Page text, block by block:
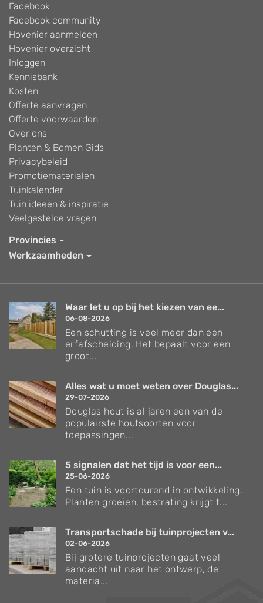
Facebook
Facebook community
Hovenier aanmelden
Hovenier overzicht
Inloggen
Kennisbank
Kosten
Offerte aanvragen
Offerte voorwaarden
Over ons
Planten & Bomen Gids
Privacybeleid
Promotiematerialen
Tuinkalender
Tuin ideeën & inspiratie
Veelgestelde vragen
Provincies
Werkzaamheden
Waar let u op bij het kiezen van ee...
06-08-2026
Een schutting is veel meer dan een
erfafscheiding. Het bepaalt voor een
groot...
Alles wat u moet weten over Douglas...
29-07-2026
Douglas hout is al jaren een van de
populairste houtsoorten voor
toepassingen...
5 signalen dat het tijd is voor een...
25-06-2026
Een tuin is voortdurend in ontwikkeling.
Planten groeien, bestrating krijgt t...
Transportschade bij tuinprojecten v...
02-06-2026
Bij grotere tuinprojecten gaat veel
aandacht uit naar het ontwerp, de
materia...